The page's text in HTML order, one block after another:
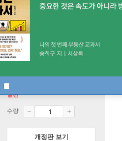
절판
수량
개정판 보기